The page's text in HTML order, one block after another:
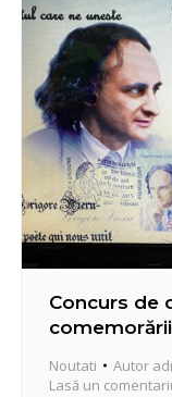
Concurs de
Noutati Autor
Lasă un